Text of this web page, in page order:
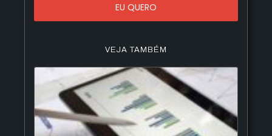
EU QUERO
VEJA TAMBÉM